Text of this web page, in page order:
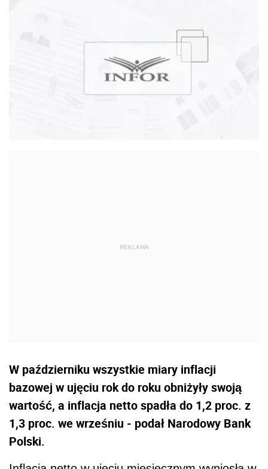
W październiku wszystkie miary inflacji
bazowej w ujęciu rok do roku obniżyły swoją
wartość, a inflacja netto spadła do 1,2 proc. z
1,3 proc. we wrześniu - podał Narodowy Bank
Polski.